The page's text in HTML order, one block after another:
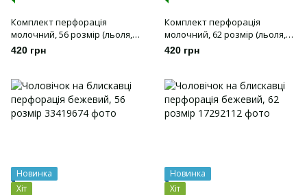
Комплект перфорація
молочний, 56 розмір (льоля,
повзунки та шапочка)
420 грн
Комплект перфорація
молочний, 62 розмір (льоля,
повзунки та шапочка)
420 грн
Новинка
Хіт
Новинка
Хіт